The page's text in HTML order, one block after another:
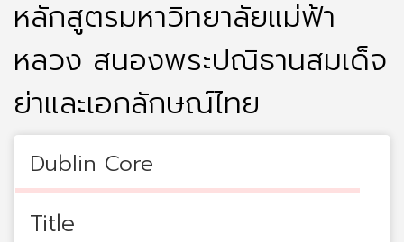
หลักสูตรมหาวิทยาลัยแม่ฟ้า
หลวง สนองพระปณิธานสมเด็จ
ย่าและเอกลักษณ์ไทย
Dublin Core
Title